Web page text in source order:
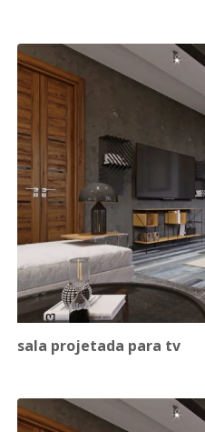
sala projetada para tv